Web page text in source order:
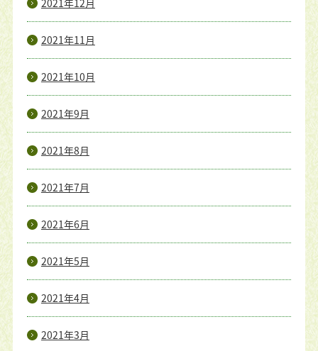
2021年11月
2021年10月
2021年9月
2021年8月
2021年7月
2021年6月
2021年5月
2021年4月
2021年3月